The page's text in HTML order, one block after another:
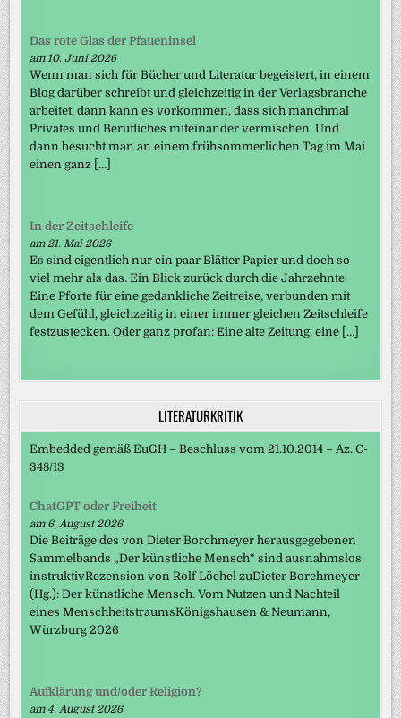
Das rote Glas der Pfaueninsel
am 10. Juni 2026
Wenn man sich für Bücher und Literatur begeistert, in einem
Blog darüber schreibt und gleichzeitig in der Verlagsbranche
arbeitet, dann kann es vorkommen, dass sich manchmal
Privates und Berufliches miteinander vermischen. Und
dann besucht man an einem frühsommerlichen Tag im Mai
einen ganz […]
In der Zeitschleife
am 21. Mai 2026
Es sind eigentlich nur ein paar Blätter Papier und doch so
viel mehr als das. Ein Blick zurück durch die Jahrzehnte.
Eine Pforte für eine gedankliche Zeitreise, verbunden mit
dem Gefühl, gleichzeitig in einer immer gleichen Zeitschleife
festzustecken. Oder ganz profan: Eine alte Zeitung, eine […]
LITERATURKRITIK
Embedded gemäß EuGH – Beschluss vom 21.10.2014 – Az. C-
348/13
ChatGPT oder Freiheit
am 6. August 2026
Die Beiträge des von Dieter Borchmeyer herausgegebenen
Sammelbands „Der künstliche Mensch“ sind ausnahmslos
instruktivRezension von Rolf Löchel zuDieter Borchmeyer
(Hg.): Der künstliche Mensch. Vom Nutzen und Nachteil
eines MenschheitstraumsKönigshausen & Neumann,
Würzburg 2026
Aufklärung und/oder Religion?
am 4. August 2026